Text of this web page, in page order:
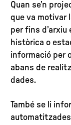
Quan se’n
que va motivar
per fins
històrica o
informació per
abans de
dades.
També se li